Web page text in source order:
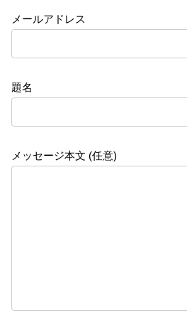
メールアドレス
題名
メッセージ本文 (任意)